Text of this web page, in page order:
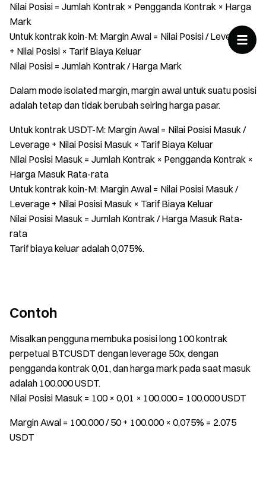
Nilai Posisi = Jumlah Kontrak × Pengganda Kontrak × Harga
Mark
Untuk kontrak koin-M: Margin Awal = Nilai Posisi / Leverage
+ Nilai Posisi × Tarif Biaya Keluar
Nilai Posisi = Jumlah Kontrak / Harga Mark
Dalam mode isolated margin, margin awal untuk suatu posisi
adalah tetap dan tidak berubah seiring harga pasar.
Untuk kontrak USDT-M: Margin Awal = Nilai Posisi Masuk /
Leverage + Nilai Posisi Masuk × Tarif Biaya Keluar
Nilai Posisi Masuk = Jumlah Kontrak × Pengganda Kontrak ×
Harga Masuk Rata-rata
Untuk kontrak koin-M: Margin Awal = Nilai Posisi Masuk /
Leverage + Nilai Posisi Masuk × Tarif Biaya Keluar
Nilai Posisi Masuk = Jumlah Kontrak / Harga Masuk Rata-
rata
Tarif biaya keluar adalah 0,075%.
Contoh
Misalkan pengguna membuka posisi long 100 kontrak
perpetual BTCUSDT dengan leverage 50x, dengan
pengganda kontrak 0,01, dan harga mark pada saat masuk
adalah 100.000 USDT.
Nilai Posisi Masuk = 100 × 0,01 × 100.000 = 100.000 USDT
Margin Awal = 100.000 / 50 + 100.000 × 0,075% = 2.075
USDT